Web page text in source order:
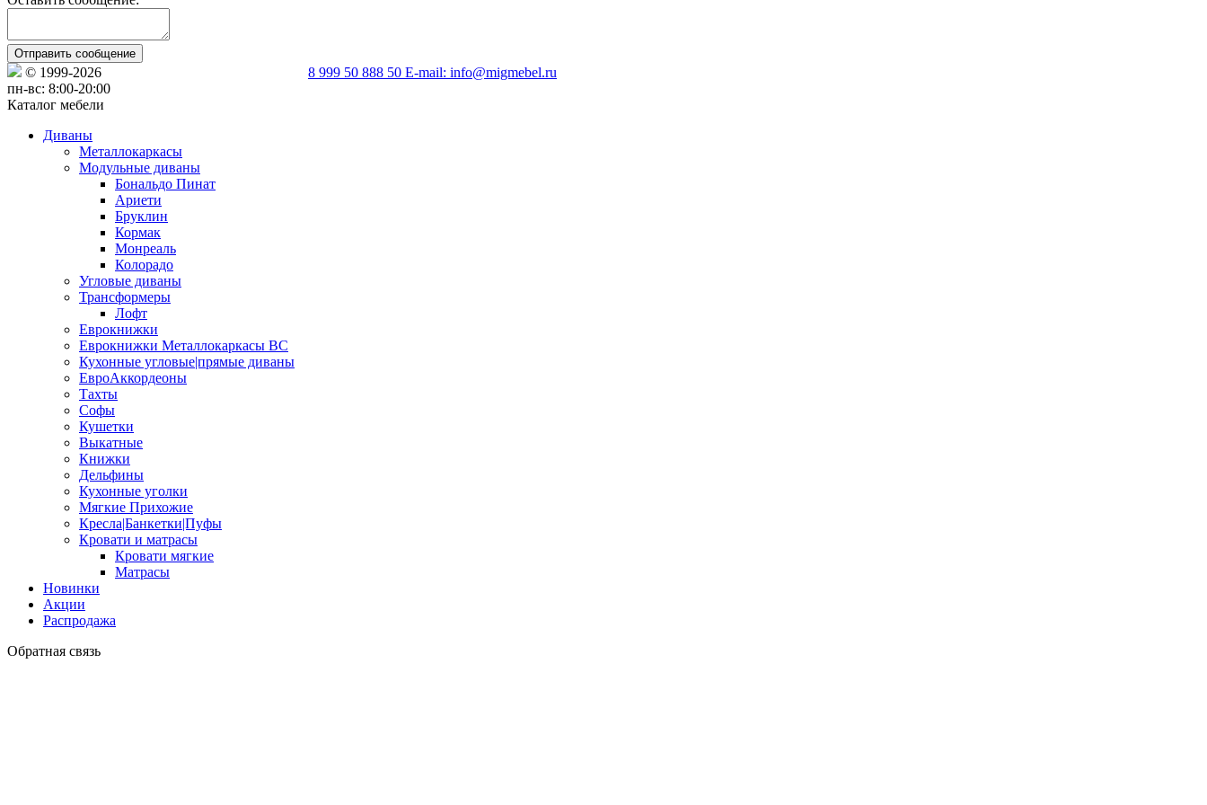
Отправить сообщение
© 1999-2026
8 999 50 888 50 E-mail: info@migmebel.ru
пн-вс: 8:00-20:00
Каталог мебели
Диваны
Металлокаркасы
Модульные диваны
Бональдо Пинат
Ариети
Бруклин
Кормак
Монреаль
Колорадо
Угловые диваны
Трансформеры
Лофт
Еврокнижки
Еврокнижки Металлокаркасы ВС
Кухонные угловые|прямые диваны
ЕвроАккордеоны
Тахты
Софы
Кушетки
Выкатные
Книжки
Дельфины
Кухонные уголки
Мягкие Прихожие
Кресла|Банкетки|Пуфы
Кровати и матрасы
Кровати мягкие
Матрасы
Новинки
Акции
Распродажа
Обратная связь